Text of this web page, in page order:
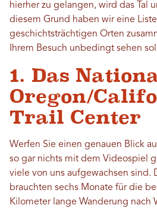
hierher zu gelangen, wird das Tal
diesem Grund haben wir eine
geschichtsträchtigen Orten
Ihrem Besuch unbedingt sehen
1. Das
Oregon/
Trail Center
Werfen Sie einen genauen Blick
so gar nichts mit dem Videospiel
viele von uns aufgewachsen sind.
brauchten sechs Monate für die
Kilometer lange Wanderung nach